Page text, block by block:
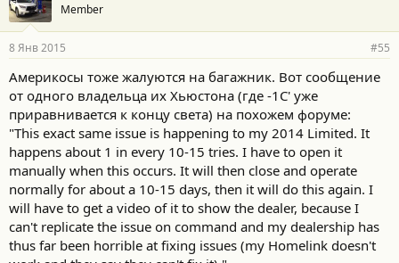
Member
8 Янв 2015 #55
Америкосы тоже жалуются на багажник. Вот сообщение
от одного владельца их Хьюстона (где -1С' уже
приравнивается к концу света) на похожем форуме:
"This exact same issue is happening to my 2014 Limited. It
happens about 1 in every 10-15 tries. I have to open it
manually when this occurs. It will then close and operate
normally for about a 10-15 days, then it will do this again. I
will have to get a video of it to show the dealer, because I
can't replicate the issue on command and my dealership has
thus far been horrible at fixing issues (my Homelink doesn't